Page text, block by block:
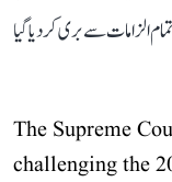
الزامات سے بری کر دیا گیا
The Supreme
challenging the